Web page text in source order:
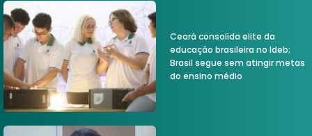
Ceará consolida elite da
educação brasileira no Ideb;
Brasil segue sem atingir metas
do ensino médio